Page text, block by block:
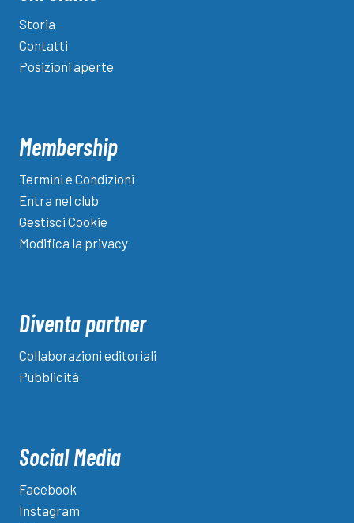
Storia
Contatti
Posizioni aperte
Membership
Termini e Condizioni
Entra nel club
Gestisci Cookie
Modifica la privacy
Diventa partner
Collaborazioni editoriali
Pubblicità
Social Media
Facebook
Instagram